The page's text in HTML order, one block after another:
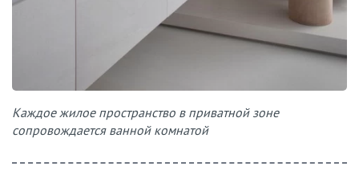
Каждое жилое пространство в приватной зоне
сопровождается ванной комнатой